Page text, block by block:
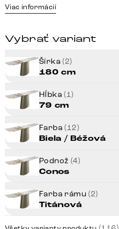
Viac informácií
Vybrať variant
Šírka(2)
180 cm
Hĺbka(1)
79 cm
Farba(12)
Biela / Béžová
Podnož (4)
Conos
Farba rámu(2)
Titánová